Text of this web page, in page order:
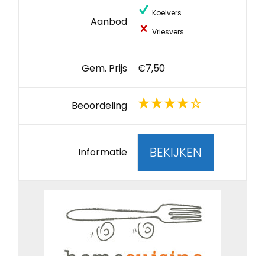
Aanbod
Koelvers
Vriesvers
Gem. Prijs €7,50
Beoordeling
Informatie BEKIJKEN